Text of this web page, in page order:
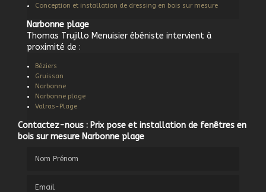
Conception et installation de dressing en bois sur mesure
Narbonne plage
Thomas Trujillo Menuisier ébéniste intervient à
proximité de :
Béziers
Gruissan
Narbonne
Narbonne plage
Valras-Plage
Contactez-nous : Prix pose et installation de fenêtres en
bois sur mesure Narbonne plage